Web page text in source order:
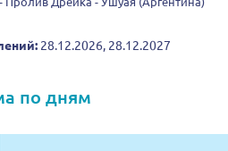
28.12.2026, 28.12.2027
по дням